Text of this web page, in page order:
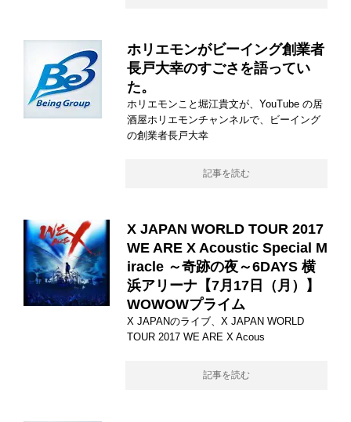
ホリエモンがビーイング創業者
長戸大幸のすごさを語ってい
た。
ホリエモンこと堀江貴文が、YouTube の居
酒屋ホリエモンチャンネルで、ビーイング
の創業者長戸大幸
記事を読む
X JAPAN WORLD TOUR 2017
WE ARE X Acoustic Special M
iracle ～奇跡の夜～6DAYS 横
浜アリーナ【7月17日（月）】
WOWOWプライム
X JAPANのライブ、X JAPAN WORLD
TOUR 2017 WE ARE X Acous
記事を読む